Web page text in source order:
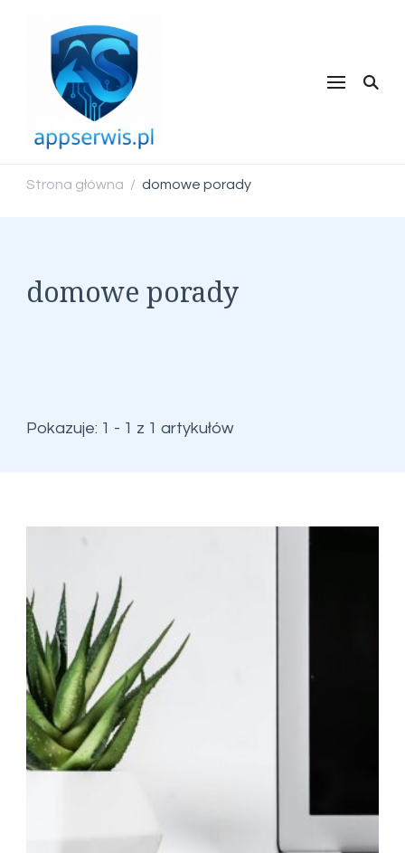
Strona główna / domowe porady
domowe porady
Pokazuje: 1 - 1 z 1 artykułów